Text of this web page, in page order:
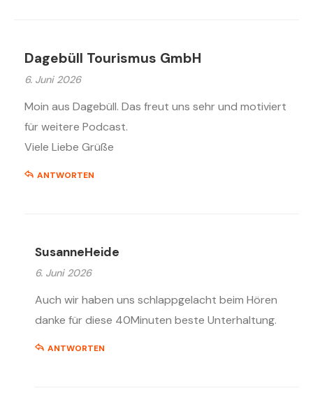
Dagebüll Tourismus GmbH
6. Juni 2026
Moin aus Dagebüll. Das freut uns sehr und motiviert
für weitere Podcast.
Viele Liebe Grüße
ANTWORTEN
SusanneHeide
6. Juni 2026
Auch wir haben uns schlappgelacht beim Hören
danke für diese 40Minuten beste Unterhaltung.
ANTWORTEN